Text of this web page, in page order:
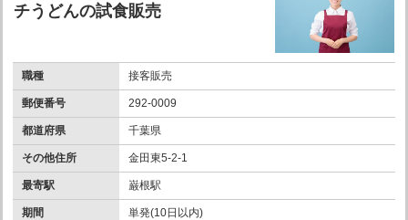
チうどんの試食販売
職種 接客販売
郵便番号 292-0009
都道府県 千葉県
その他住所 金田東5-2-1
最寄駅 巌根駅
期間 単発(10日以内)